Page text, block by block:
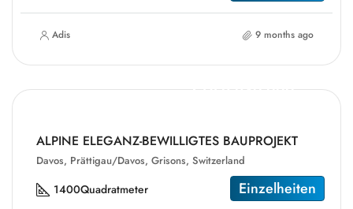
Adis 9 months ago
CHF2,249,000
ALPINE ELEGANZ-BEWILLIGTES BAUPROJEKT
Davos, Prättigau/Davos, Grisons, Switzerland
1400Quadratmeter Einzelheiten